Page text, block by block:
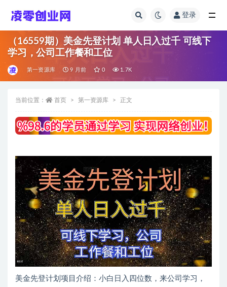
登录
（16559期）美金先登计划 单人日入过千 可线下
学习，公司工作餐和工位
第一资源库 9 月前 0 1.7K
当前位置： 首页 第一资源库 正文
美金先登计划项目介绍：小白日入四位数，来公司学习，